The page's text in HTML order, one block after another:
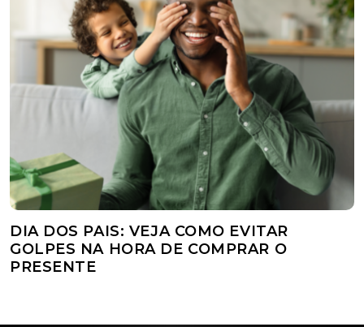
DIA DOS PAIS: VEJA COMO EVITAR
GOLPES NA HORA DE COMPRAR O
PRESENTE